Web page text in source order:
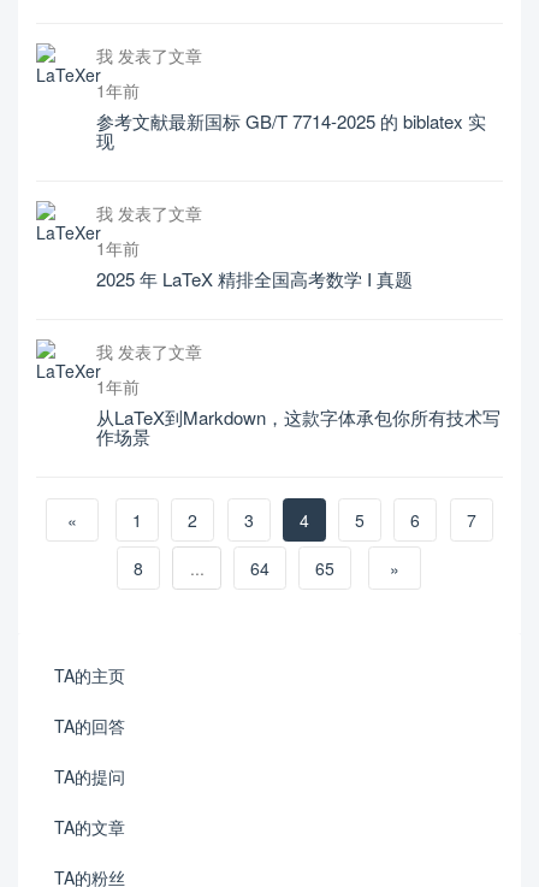
我 发表了文章
1年前
参考文献最新国标 GB/T 7714-2025 的 biblatex 实
现
我 发表了文章
1年前
2025 年 LaTeX 精排全国高考数学 I 真题
我 发表了文章
1年前
从LaTeX到Markdown，这款字体承包你所有技术写
作场景
« 1 2 3 4 5 6
7
8
... 64 65 »
TA的主页
TA的回答
TA的提问
TA的文章
TA的粉丝